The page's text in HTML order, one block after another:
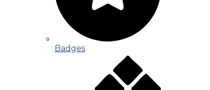
Badges